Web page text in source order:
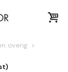
overig